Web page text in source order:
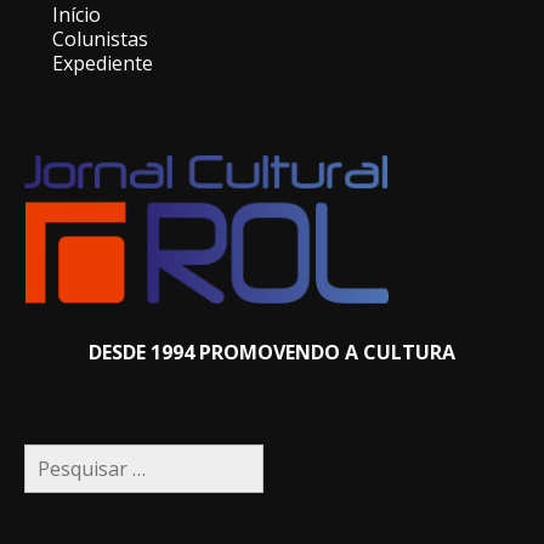
Início
Colunistas
Expediente
DESDE 1994 PROMOVENDO A CULTURA
Pesquisar
por: